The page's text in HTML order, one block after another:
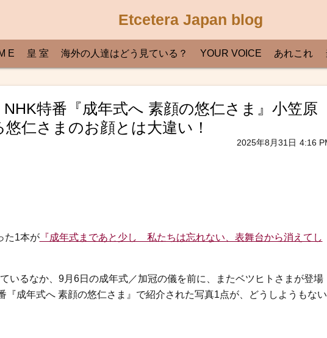
Etcetera Japan blog
E 皇 室 海外の人達はどう見ている？ YOUR VOICE あれこれ
NHK特番『成年式へ 素顔の悠仁さま』小笠原
仁さまのお顔とは大違い！
2025年8月31日 4:16
た1本が『成年式まであと少し 私たちは忘れない、表舞台から消えてし
いるなか、9月6日の成年式／加冠の儀を前に、またベツヒトさまが登場
『成年式へ 素顔の悠仁さま』で紹介された写真1点が、どうしようもない